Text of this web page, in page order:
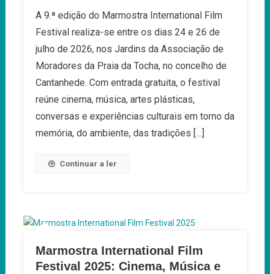
International
Film
Festival
A 9.ª edição do Marmostra International Film
Festival realiza-se entre os dias 24 e 26 de
julho de 2026, nos Jardins da Associação de
Moradores da Praia da Tocha, no concelho de
Cantanhede. Com entrada gratuita, o festival
reúne cinema, música, artes plásticas,
conversas e experiências culturais em torno da
memória, do ambiente, das tradições […]
Continuar a ler
Marmostra International Film
Festival 2025: Cinema, Música e